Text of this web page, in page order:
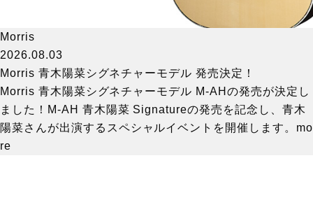
Morris
2026.08.03
Morris 青木陽菜シグネチャーモデル 発売決定！
Morris 青木陽菜シグネチャーモデル M-AHの発売が決定し
ました！M-AH 青木陽菜 Signatureの発売を記念し、青木
陽菜さんが出演するスペシャルイベントを開催します。 mo
re